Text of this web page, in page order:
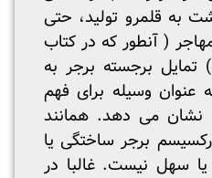
به قلمرو تولید، حتی
( آنطور که در کتاب
تمایل برجسته برجر به
عنوان وسیله برای فهم
نشان می دهد. همانند
برجر ساختگی یا
سهل نیست. غالبا در